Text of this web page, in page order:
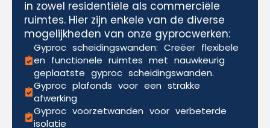
in zowel residentiële als commerciële
ruimtes. Hier zijn enkele van de diverse
mogelijkheden van onze gyprocwerken:
Gyproc scheidingswanden: Creëer flexibele
en functionele ruimtes met nauwkeurig
geplaatste gyproc scheidingswanden.
Gyproc plafonds voor een strakke
afwerking
Gyproc voorzetwanden voor verbeterde
isolatie